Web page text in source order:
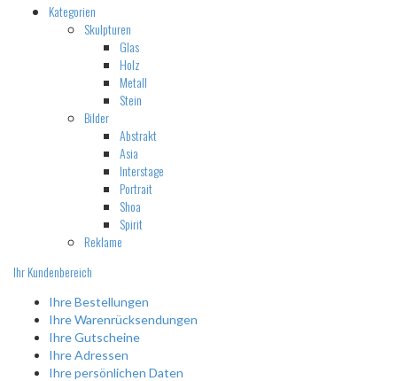
Kategorien
Skulpturen
Glas
Holz
Metall
Stein
Bilder
Abstrakt
Asia
Interstage
Portrait
Shoa
Spirit
Reklame
Ihr Kundenbereich
Ihre Bestellungen
Ihre Warenrücksendungen
Ihre Gutscheine
Ihre Adressen
Ihre persönlichen Daten